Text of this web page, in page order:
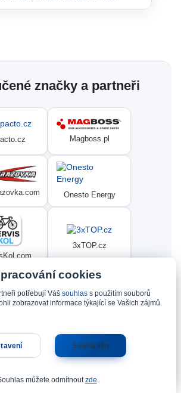
značky a partneři
Magboss.pl
Onesto Energy
3xTOP.cz
Ninex.cz
cookies
potřebují Váš souhlass použitím souborů
zobrazovat informace týkající se Vašich zájmů.
Souhlasím
můžete odmítnoutzde